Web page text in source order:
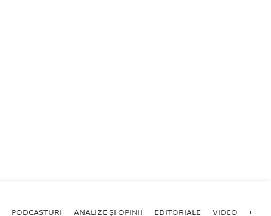
PODCASTURI ANALIZE ȘI OPINII EDITORIALE VIDEO